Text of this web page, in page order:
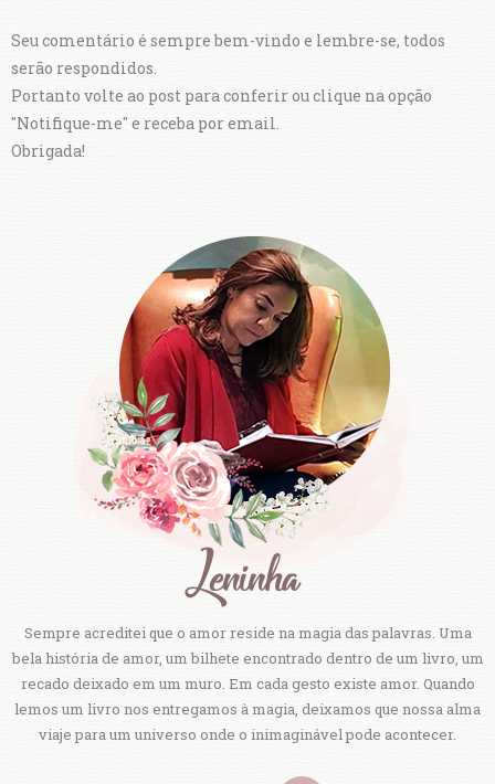
Seu comentário é sempre bem-vindo e lembre-se, todos
serão respondidos.
Portanto volte ao post para conferir ou clique na opção
"Notifique-me" e receba por email.
Obrigada!
Sempre acreditei que o amor reside na magia das palavras. Uma
bela história de amor, um bilhete encontrado dentro de um livro, um
recado deixado em um muro. Em cada gesto existe amor. Quando
lemos um livro nos entregamos à magia, deixamos que nossa alma
viaje para um universo onde o inimaginável pode acontecer.